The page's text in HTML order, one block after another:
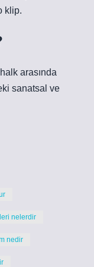
klip.
arasında
sanatsal ve
nelerdir
nedir